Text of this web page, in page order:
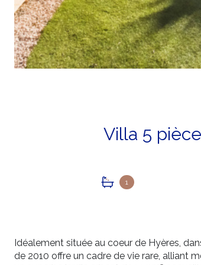
1
Idéalement située au coeur de Hyères,
de 2010 offre un cadre de vie rare, alliant